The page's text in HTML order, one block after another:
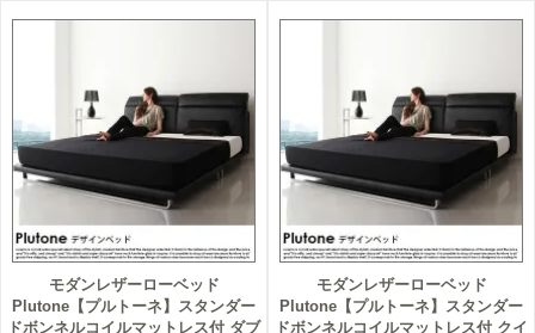
モダンレザーローベッド
Plutone【プルトーネ】スタンダー
ドボンネルコイルマットレス付 ダブ
モダンレザーローベッド
Plutone【プルトーネ】スタンダー
ドボンネルコイルマットレス付 クイ